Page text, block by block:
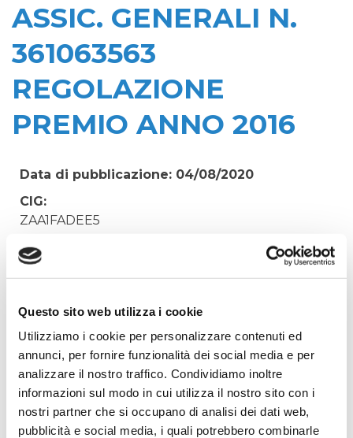
Questo sito web utilizza i cookie
Utilizziamo i cookie per personalizzare contenuti ed
annunci, per fornire funzionalità dei social media e per
analizzare il nostro traffico. Condividiamo inoltre
informazioni sul modo in cui utilizza il nostro sito con i
nostri partner che si occupano di analisi dei dati web,
pubblicità e social media, i quali potrebbero combinarle
ASSIC. GENERALI N.
361063563
REGOLAZIONE
PREMIO ANNO 2016
Data di pubblicazione: 04/08/2020
CIG:
ZAA1FADEE5
Struttura proponente:
'Irisacqua srl P.I./C.F. 01070220312. - Ufficio
Oggetto:
POLIZZA N. 4 ALL RISK ASSIC. GENERALI N.
361063563 REGOLAZIONE PREMIO ANNO 2016
Elenco operatori invitati:
Procedura di scelta: